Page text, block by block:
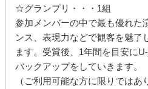
☆グランプリ・・・1組
参加メンバーの中で最も優れた
ンス、表現力などで観客を魅了
ます。受賞後、1年間を目安に
バックアップをしていきます。
（ご利用可能な方に限りでは